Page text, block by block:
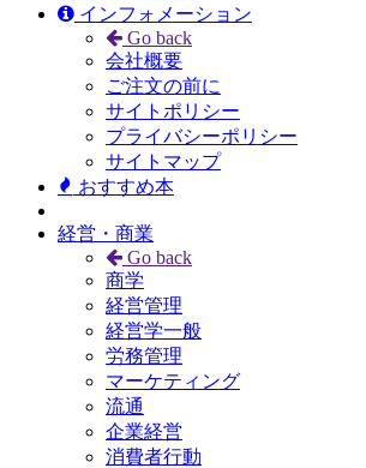
インフォメーション
Go back
会社概要
ご注文の前に
サイトポリシー
プライバシーポリシー
サイトマップ
おすすめ本
経営・商業
Go back
商学
経営管理
経営学一般
労務管理
マーケティング
流通
企業経営
消費者行動